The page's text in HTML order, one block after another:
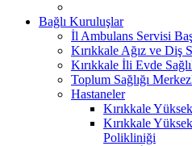
Bağlı Kuruluşlar
İl Ambulans Servisi
Kırıkkale Ağız ve Diş
Kırıkkale İli Evde
Toplum Sağlığı
Hastaneler
Kırıkkale
Kırıkkale
Polikliniği